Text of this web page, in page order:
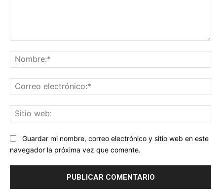
Guardar mi nombre, correo electrónico y sitio web en este
navegador la próxima vez que comente.